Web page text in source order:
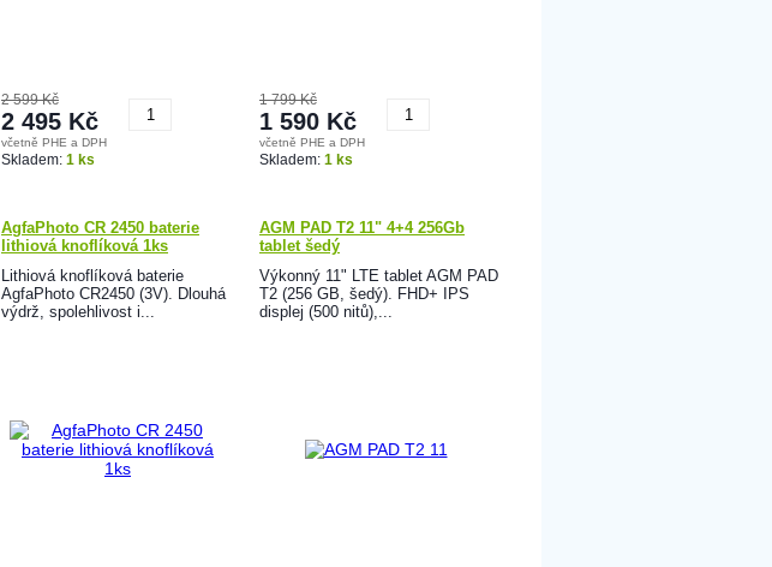
2 599 Kč
2 495 Kč
včetně PHE a DPH
Skladem: 1 ks
1 799 Kč
1 590 Kč
včetně PHE a DPH
Skladem: 1 ks
AgfaPhoto CR 2450 baterie
lithiová knoflíková 1ks
Lithiová knoflíková baterie
AgfaPhoto CR2450 (3V). Dlouhá
výdrž, spolehlivost i...
AGM PAD T2 11" 4+4 256Gb
tablet šedý
Výkonný 11" LTE tablet AGM PAD
T2 (256 GB, šedý). FHD+ IPS
displej (500 nitů),...